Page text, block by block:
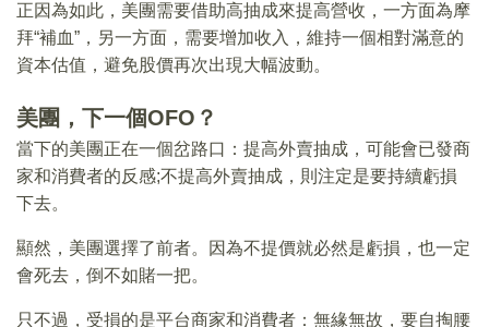
正因為如此，美團需要借助高抽成來提高營收，一方面為摩
拜“補血”，另一方面，需要增加收入，維持一個相對滿意的
資本估值，避免股價再次出現大幅波動。
美團，下一個OFO？
當下的美團正在一個岔路口：提高外賣抽成，可能會已發商
家和消費者的反感;不提高外賣抽成，則注定是要持續虧損
下去。
顯然，美團選擇了前者。因為不提價就必然是虧損，也一定
會死去，倒不如賭一把。
只不過，受損的是平台商家和消費者：無緣無故，要自掏腰